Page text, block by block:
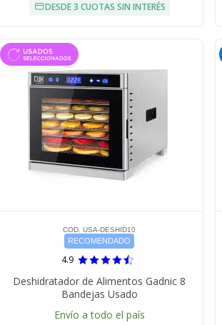
DESDE 3 CUOTAS SIN INTERÉS
COD. USA-DESHID10
RECOMENDADO
4.9
Deshidratador de Alimentos Gadnic 8
Bandejas Usado
Envío a todo el país